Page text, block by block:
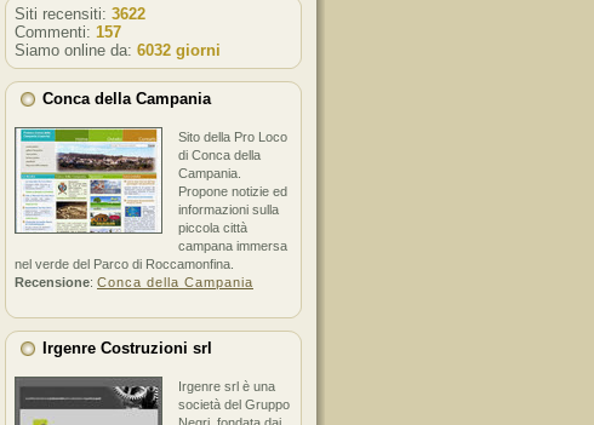
Siti recensiti: 3622
Commenti: 157
Siamo online da: 6032 giorni
Conca della Campania
Sito della Pro Loco
di Conca della
Campania.
Propone notizie ed
informazioni sulla
piccola città
campana immersa
nel verde del Parco di Roccamonfina.
Recensione: Conca della Campania
Irgenre Costruzioni srl
Irgenre srl è una
società del Gruppo